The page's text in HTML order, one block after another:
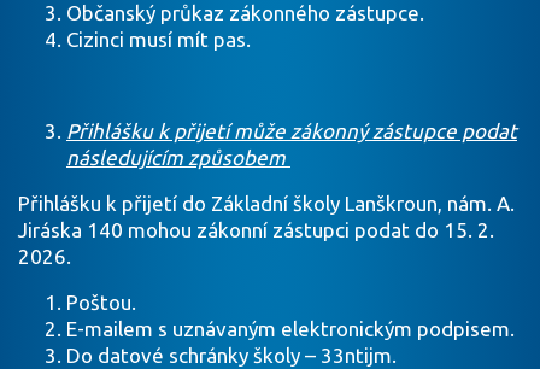
Občanský průkaz zákonného zástupce.
Cizinci musí mít pas.
Přihlášku k přijetí může zákonný zástupce podat
následujícím způsobem
Přihlášku k přijetí do Základní školy Lanškroun, nám. A.
Jiráska 140 mohou zákonní zástupci podat do 15. 2.
2026.
Poštou.
E-mailem s uznávaným elektronickým podpisem.
Do datové schránky školy – 33ntijm.